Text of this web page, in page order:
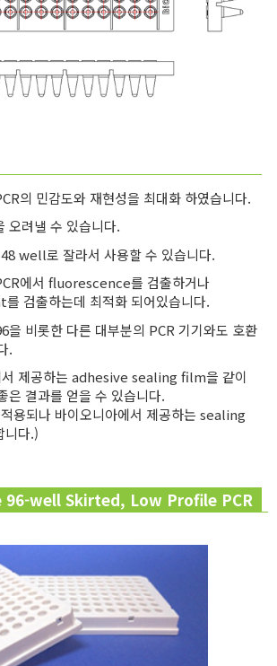
의 민감도와 재현성을 최대화 하였습니다.
오려낼 수 있습니다.
well로 잘라서 사용할 수 있습니다.
에서 fluorescence를 검출하거나
검출하는데 최적화 되어있습니다.
을 비롯한 다른 대부분의 PCR 기기와도 호환
.
서 제공하는 adhesive sealing film을 같이
은 결과를 얻을 수 있습니다.
용되나 바이오니아에서 제공하는 sealing
다.)
96-well Skirted, Low Profile PCR